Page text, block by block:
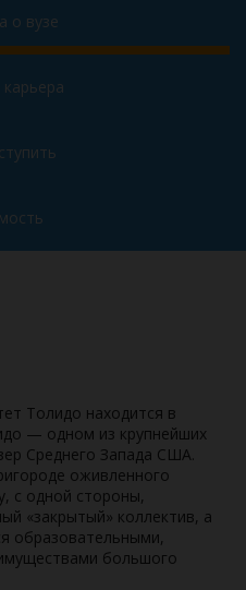
о вузе
Толидо находится в
— одном из крупнейших
Среднего Запада США.
оживленного
с одной стороны,
«закрытый» коллектив, а
образовательными,
большого